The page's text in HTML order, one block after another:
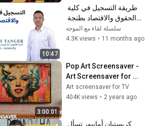
10:47
2025   دليل التسجيل القبلي
والنهائي | FSJES Tanger
سلسلة لقاء مع الموجه
4.3K views • 11 months ago
3:00:01
Pop Art Screensaver -
Art Screensaver for
your TV
Art screensaver for TV
404K views • 2 years ago